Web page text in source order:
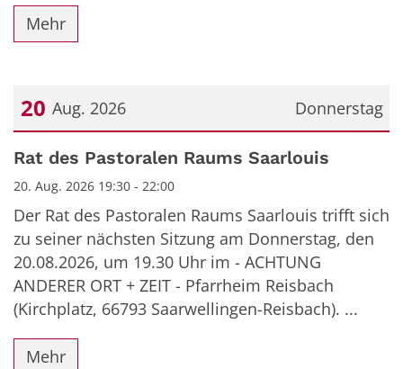
Mehr
Donnerstag
20 Aug. 2026
Datum: 20. August 2026
Rat des Pastoralen Raums Saarlouis
20. Aug. 2026 19:30 - 22:00
Der Rat des Pastoralen Raums Saarlouis trifft sich
zu seiner nächsten Sitzung am Donnerstag, den
20.08.2026, um 19.30 Uhr im - ACHTUNG
ANDERER ORT + ZEIT - Pfarrheim Reisbach
(Kirchplatz, 66793 Saarwellingen-Reisbach). ...
Mehr